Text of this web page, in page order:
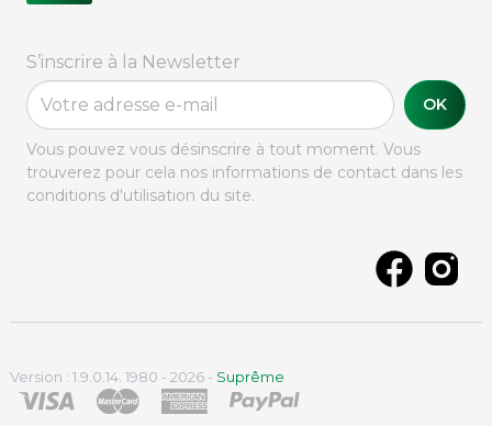
S’inscrire à la Newsletter
OK
Vous pouvez vous désinscrire à tout moment. Vous
trouverez pour cela nos informations de contact dans les
conditions d'utilisation du site.
Version : 1.9.0.14. 1980 - 2026 - Suprême